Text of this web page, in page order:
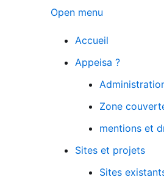
Open menu
Accueil
Appeisa ?
Zone
mentions et
Sites et projets
Sites